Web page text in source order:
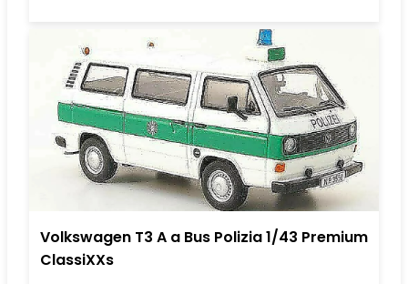
Volkswagen T3 A a Bus Polizia 1/43 Premium
ClassiXXs